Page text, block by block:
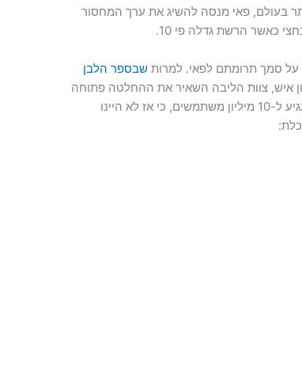
בעולם, פאי מנסה להשיג את ערך המחסור
כאשר הרשת גדלה פי 10.
על סמך תרומתם לפאי. למרותשבספר הלבן
הרשת צריך לפחות 100 מיליון איש, צוות הליבה השאיר את ההחלטה פתוחה
האם נמשיך או נפסיק את הכרייה הסלולרית כשהרשת תגיע ל-10 מיליון משתמשים, כי אז לא היינו